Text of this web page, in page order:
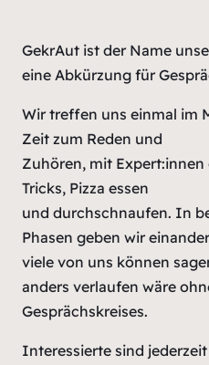
GekrAut ist der Name
eine Abkürzung für
Wir treffen uns einmal im
Zeit zum Reden und
Zuhören, mit
Tricks, Pizza essen
und durchschnaufen. In
Phasen geben wir
viele von uns können
anders verlaufen wäre
Gesprächskreises.
Interessierte sind